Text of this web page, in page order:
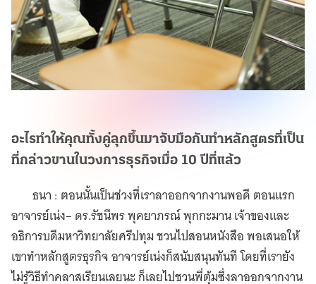
อะไรทำให้คุณทั้งคู่ลุกขึ้นมาจับมือกันทำหลักสูตรที่เป็น
ที่กล่าวขานในวงการธุรกิจเมื่อ 10 ปีที่แล้ว
ธนา : ตอนนั้นเป็นช่วงที่เราลาออกจากงานพอดี ตอนแรก
อาจารย์เน่ง– ดร.รัชนีพร พุคยาภรณ์ พุกกะมาน เจ้าของและ
อธิการบดีมหาวิทยาลัยศรีปทุม ชวนไปสอนหนังสือ พอเสนอให้
เขาทำหลักสูตรธุรกิจ อาจารย์เน่งก็สนับสนุนทันที โดยที่เรายัง
ไม่รู้วิธีทำคลาสเรียนเลยนะ ก็เลยไปชวนพี่ตุ้มซึ่งลาออกจากงาน